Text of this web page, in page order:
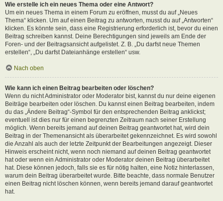
Wie erstelle ich ein neues Thema oder eine Antwort?
Um ein neues Thema in einem Forum zu eröffnen, musst du auf „Neues
Thema“ klicken. Um auf einen Beitrag zu antworten, musst du auf „Antworten“
klicken. Es könnte sein, dass eine Registrierung erforderlich ist, bevor du einen
Beitrag schreiben kannst. Deine Berechtigungen sind jeweils am Ende der
Foren- und der Beitragsansicht aufgelistet. Z. B. „Du darfst neue Themen
erstellen“, „Du darfst Dateianhänge erstellen“ usw.
Nach oben
Wie kann ich einen Beitrag bearbeiten oder löschen?
Wenn du nicht Administrator oder Moderator bist, kannst du nur deine eigenen
Beiträge bearbeiten oder löschen. Du kannst einen Beitrag bearbeiten, indem
du das „Ändere Beitrag“-Symbol für den entsprechenden Beitrag anklickst;
eventuell ist dies nur für einen begrenzten Zeitraum nach seiner Erstellung
möglich. Wenn bereits jemand auf deinen Beitrag geantwortet hat, wird dein
Beitrag in der Themenansicht als überarbeitet gekennzeichnet. Es wird sowohl
die Anzahl als auch der letzte Zeitpunkt der Bearbeitungen angezeigt. Dieser
Hinweis erscheint nicht, wenn noch niemand auf deinen Beitrag geantwortet
hat oder wenn ein Administrator oder Moderator deinen Beitrag überarbeitet
hat. Diese können jedoch, falls sie es für nötig halten, eine Notiz hinterlassen,
warum dein Beitrag überarbeitet wurde. Bitte beachte, dass normale Benutzer
einen Beitrag nicht löschen können, wenn bereits jemand darauf geantwortet
hat.